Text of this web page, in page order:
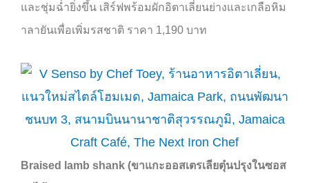
และชุ่มฉ่ำยิ่งขึ้น เสิร์ฟพร้อมผักอิตาเลี่ยนย่างและเกลือหิม
าลายันเพื่อเพิ่มรสชาติ ราคา 1,190 บาท
Braised lamb shank (ขาแกะออสเตรเลียตุ๋นปรุงในซอส